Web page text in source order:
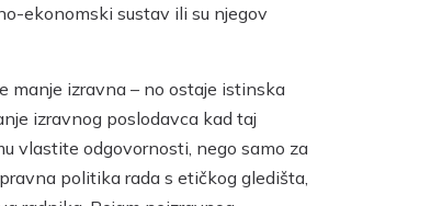
ekonomski sustav ili su njegov
manje izravna – no ostaje istinska
izravnog poslodavca kad taj
vlastite odgovornosti, nego samo za
politika rada s etičkog gledišta,